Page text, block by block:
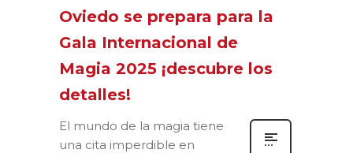
Oviedo se prepara para la
Gala Internacional de
Magia 2025 ¡descubre los
detalles!
El mundo de la magia tiene
una cita imperdible en